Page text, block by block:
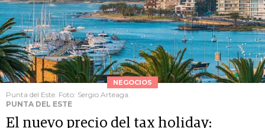
NEGOCIOS
Punta del Este. Foto: Sergio Arteaga.
PUNTA DEL ESTE
El nuevo precio del tax holiday: